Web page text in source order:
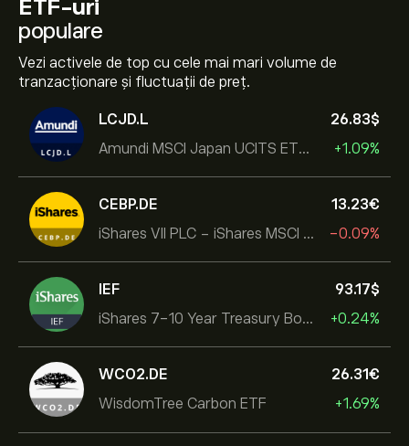
ETF-uri
populare
Vezi activele de top cu cele mai mari volume de
tranzacționare și fluctuații de preț.
LCJD.L
Amundi MSCI Japan UCITS ETF Acc
26.83‎$‎
+1.09%
CEBP.DE
iShares VII PLC - iShares MSCI EMU USD Hedged UCITS ETF
13.23‎€‎
-0.09%
IEF
iShares 7-10 Year Treasury Bond ETF
93.17‎$‎
+0.24%
WCO2.DE
WisdomTree Carbon ETF
26.31‎€‎
+1.69%